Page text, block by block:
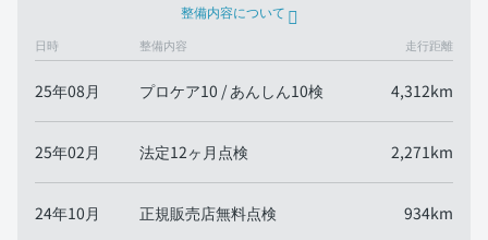
整備内容について
日時 整備内容 走行距離
25年08月 プロケア10 / あんしん10検 4,312km
25年02月 法定12ヶ月点検 2,271km
24年10月 正規販売店無料点検 934km